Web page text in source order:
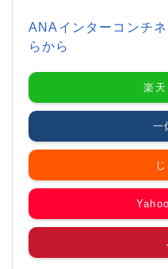
ANAインターコンチ
らから
楽天
一